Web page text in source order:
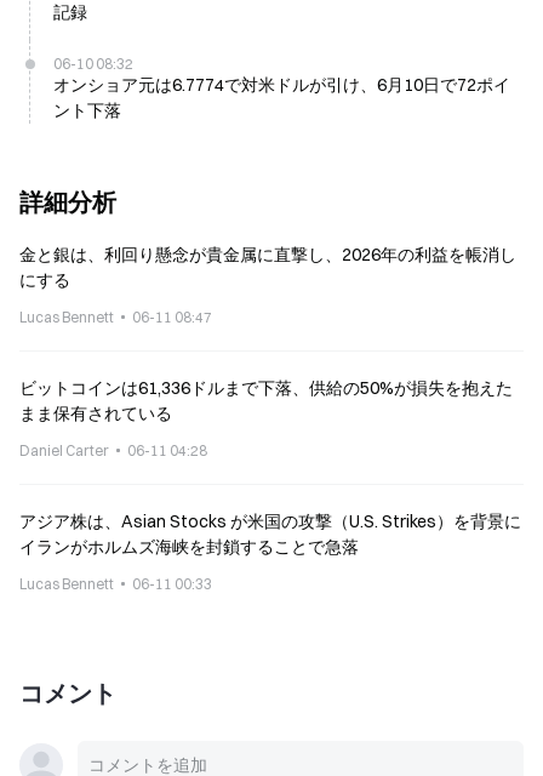
記録
06-10 08:32
オンショア元は6.7774で対米ドルが引け、6月10日で72ポイ
ント下落
詳細分析
金と銀は、利回り懸念が貴金属に直撃し、2026年の利益を帳消し
にする
Lucas Bennett 06-11 08:47
ビットコインは61,336ドルまで下落、供給の50%が損失を抱えた
まま保有されている
Daniel Carter 06-11 04:28
アジア株は、Asian Stocks が米国の攻撃（U.S. Strikes）を背景に
イランがホルムズ海峡を封鎖することで急落
Lucas Bennett 06-11 00:33
コメント